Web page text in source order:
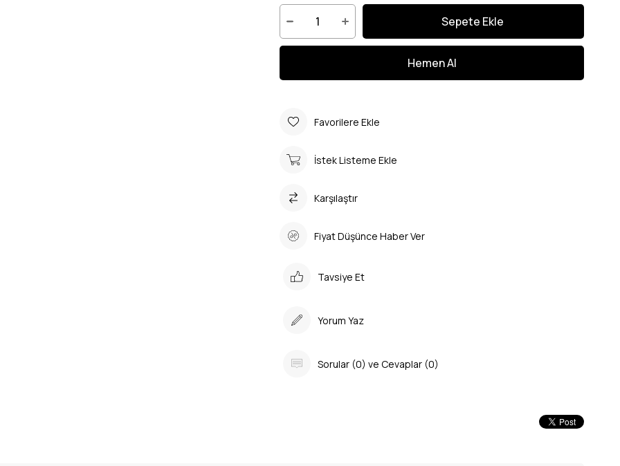
Favorilere Ekle
İstek Listeme Ekle
Karşılaştır
Fiyat Düşünce Haber Ver
Tavsiye Et
Yorum Yaz
Sorular (0) ve Cevaplar (0)